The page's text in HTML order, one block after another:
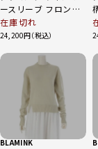
ースリーブ フロント
スリット ワンピース
ドレス 7926-230-
在庫切れ
24,200
BLAMINK